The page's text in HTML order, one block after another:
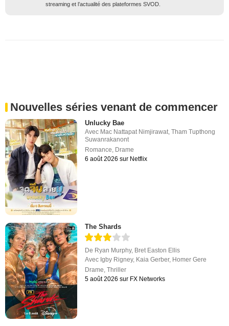
streaming et l’actualité des plateformes SVOD.
Nouvelles séries venant de commencer
Unlucky Bae
Avec Mac Nattapat Nimjirawat ,Tham Tupthong
Suwanrakanont
Romance Drame
6 août 2026 sur Netflix
The Shards
De Ryan Murphy, Bret Easton Ellis
Avec Igby Rigney, Kaia Gerber, Homer Gere
Drame,Thriller
5 août 2026 sur FX Networks